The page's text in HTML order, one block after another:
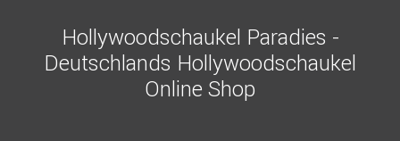
Hollywoodschaukel Paradies -
Deutschlands Hollywoodschaukel
Online Shop